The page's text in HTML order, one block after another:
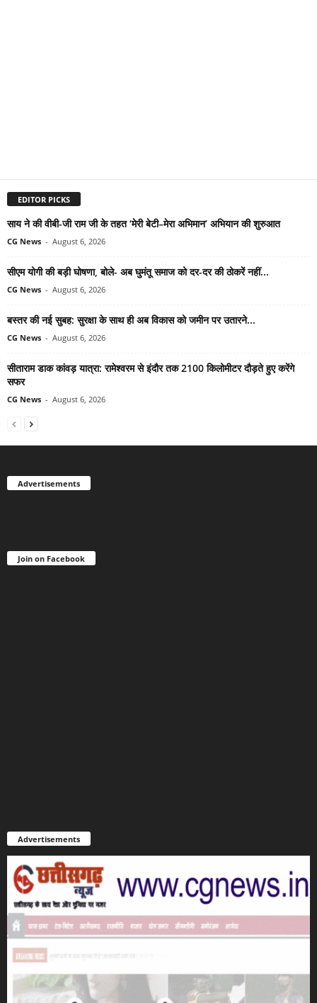
EDITOR PICKS
साय ने की वीबी-जी राम जी के तहत ‘मेरी बेटी–मेरा अभिमान’ अभियान की शुरुआत
CG News - August 6, 2026
सीएम योगी की बड़ी घोषणा, बोले- अब घुमंतू समाज को दर-दर की ठोकरें नहीं...
CG News - August 6, 2026
बस्तर की नई सुबह: सुरक्षा के साथ ही अब विकास को जमीन पर उतारने...
CG News - August 6, 2026
सीताराम डाक कांवड़ यात्रा: रामेश्वरम से इंदौर तक 2100 किलोमीटर दौड़ते हुए करेंगे
सफर
CG News - August 6, 2026
Advertisements
Join on Facebook
Advertisements